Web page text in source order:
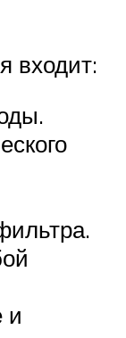
входит:
и